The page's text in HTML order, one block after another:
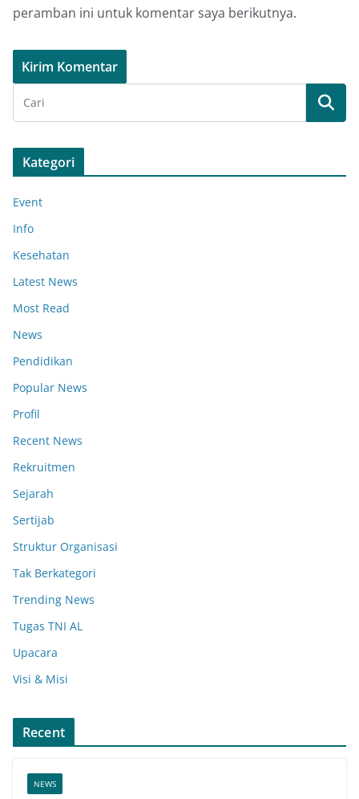
peramban ini untuk komentar saya berikutnya.
Kategori
Event
Info
Kesehatan
Latest News
Most Read
News
Pendidikan
Popular News
Profil
Recent News
Rekruitmen
Sejarah
Sertijab
Struktur Organisasi
Tak Berkategori
Trending News
Tugas TNI AL
Upacara
Visi & Misi
Recent
NEWS